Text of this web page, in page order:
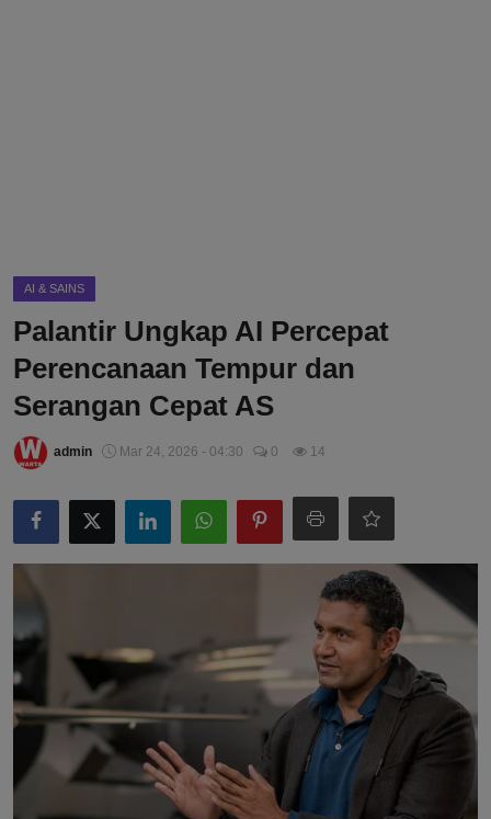
AI & SAINS
Palantir Ungkap AI Percepat
Perencanaan Tempur dan
Serangan Cepat AS
admin Mar 24, 2026 - 04:30 0 14